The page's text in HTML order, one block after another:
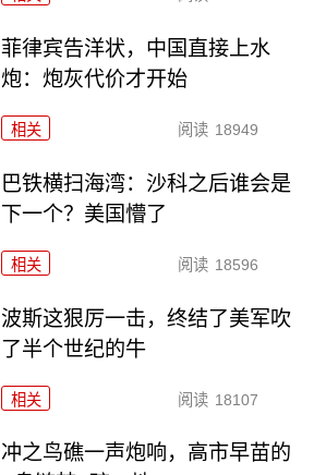
菲律宾告洋状，中国直接上水
炮：炮灰代价才开始
相关 阅读 18949
巴铁横扫海湾：沙科之后谁会是
下一个？美国懵了
相关 阅读 18596
波斯这狠厉一击，终结了美军吹
了半个世纪的牛
相关 阅读 18107
冲之鸟礁一声炮响，高市早苗的